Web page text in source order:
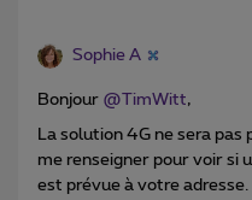
Sophie A
Bonjour @TimWitt,
La solution 4G ne sera pas
me renseigner pour voir si
est prévue à votre adresse.